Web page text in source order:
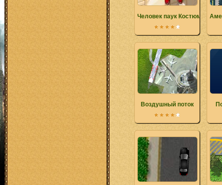
Человек паук Костюм
Воздушный поток